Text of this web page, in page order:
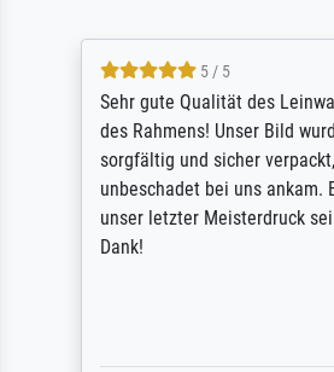
5 / 5
Sehr gute Qualität des
des Rahmens! Unser Bild
sorgfältig und sicher
unbeschadet bei uns ankam.
unser letzter Meisterdruck
Dank!